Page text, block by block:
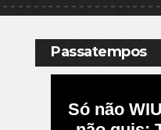
Passatempos